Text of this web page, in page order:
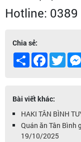
Hotline:
Chia sẻ:
Share Facebook
Bài viết khác:
HAKI TÂN BÌNH
Quán ăn Tân Bình
19/10/2025